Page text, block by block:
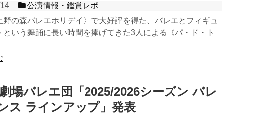
公演情報・鑑賞レポ
野の森バレエホリデイ〉で大好評を得た、バレエとフィギュ
という舞踊に長い時間を捧げてきた3人による《パ・ド・ト
場バレエ団「2025/2026シーズン バレ
ス ラインアップ」発表